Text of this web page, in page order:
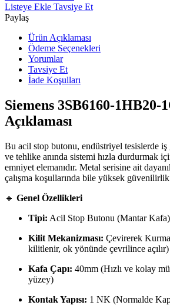
Listeye Ekle Tavsiye Et
Paylaş
Ürün Açıklaması
Ödeme Seçenekleri
Yorumlar
Tavsiye Et
İade Koşulları
Siemens 3SB6160-1HB20-
Açıklaması
Bu acil stop butonu, endüstriyel tesislerde
ve tehlike anında sistemi hızla durdurmak
emniyet elemanıdır. Metal serisine ait
çalışma koşullarında bile yüksek güvenilirlik
🔹 Genel Özellikleri
Tipi: Acil Stop Butonu (Mantar Kafa)
Kilit Mekanizması: Çevirerek
kilitlenir, ok yönünde çevrilince açılır)
Kafa Çapı: 40mm (Hızlı ve kolay
yüzey)
Kontak Yapısı: 1 NK (Normalde